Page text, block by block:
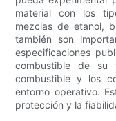
material con los
mezclas de etanol,
también son
especificaciones
combustible de su
combustible y los
entorno operativo.
protección y la